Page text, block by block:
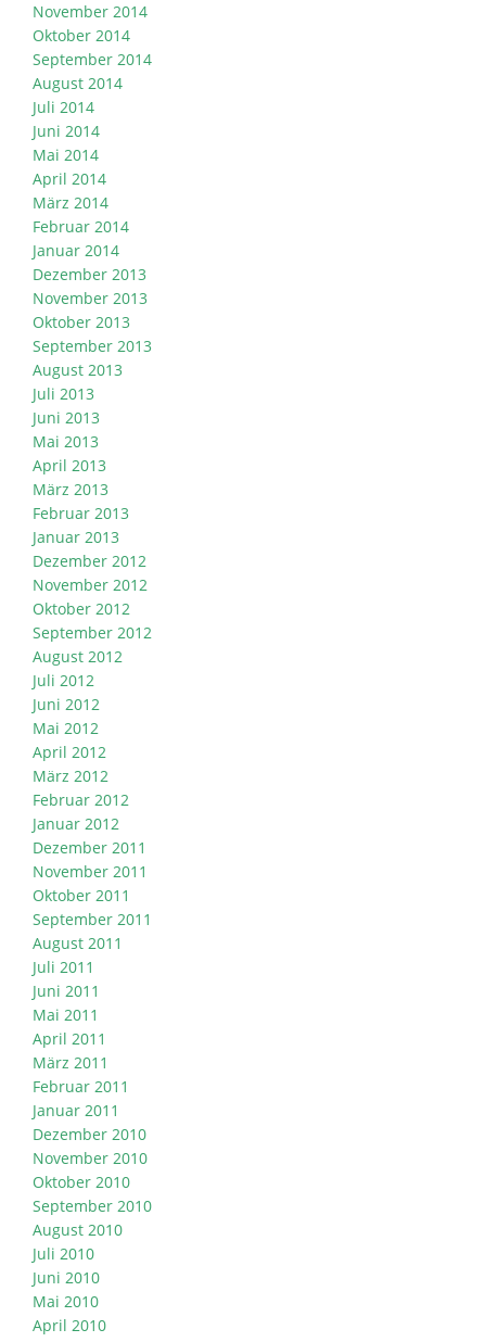
November 2014
Oktober 2014
September 2014
August 2014
Juli 2014
Juni 2014
Mai 2014
April 2014
März 2014
Februar 2014
Januar 2014
Dezember 2013
November 2013
Oktober 2013
September 2013
August 2013
Juli 2013
Juni 2013
Mai 2013
April 2013
März 2013
Februar 2013
Januar 2013
Dezember 2012
November 2012
Oktober 2012
September 2012
August 2012
Juli 2012
Juni 2012
Mai 2012
April 2012
März 2012
Februar 2012
Januar 2012
Dezember 2011
November 2011
Oktober 2011
September 2011
August 2011
Juli 2011
Juni 2011
Mai 2011
April 2011
März 2011
Februar 2011
Januar 2011
Dezember 2010
November 2010
Oktober 2010
September 2010
August 2010
Juli 2010
Juni 2010
Mai 2010
April 2010